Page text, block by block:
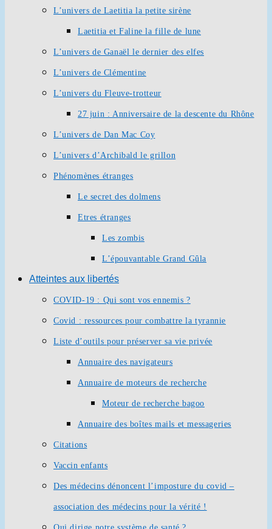
L’univers de Laetitia la petite sirène
Laetitia et Faline la fille de lune
L’univers de Ganaël le dernier des elfes
L’univers de Clémentine
L’univers du Fleuve-trotteur
27 juin : Anniversaire de la descente du Rhône
L’univers de Dan Mac Coy
L’univers d’Archibald le grillon
Phénomènes étranges
Le secret des dolmens
Etres étranges
Les zombis
L’épouvantable Grand Gûla
Atteintes aux libertés
COVID-19 : Qui sont vos ennemis ?
Covid : ressources pour combattre la tyrannie
Liste d’outils pour préserver sa vie privée
Annuaire des navigateurs
Annuaire de moteurs de recherche
Moteur de recherche bagoo
Annuaire des boîtes mails et messageries
Citations
Vaccin enfants
Des médecins dénoncent l’imposture du covid –
association des médecins pour la vérité !